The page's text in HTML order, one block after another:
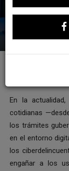
Guía
usuarios
En la
cotidianas
los trámites
en el entorno
los
engañar a los